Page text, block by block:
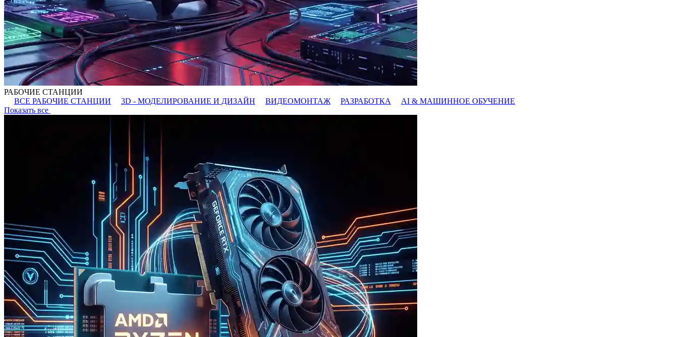
РАБОЧИЕ СТАНЦИИ
ВСЕ РАБОЧИЕ СТАНЦИИ
3D - МОДЕЛИРОВАНИЕ И ДИЗАЙН ВИДЕОМОНТАЖ РАЗРАБОТКА
AI & МАШИННОЕ ОБУЧЕНИЕ
Показать все